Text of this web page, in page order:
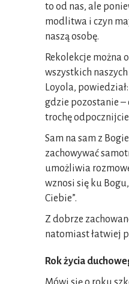
to od nas, ale
modlitwa i czyn
naszą osobę.
Rekolekcje można
wszystkich
Loyola,
gdzie pozostanie –
trochę
Sam na sam z
zachowywać
umożliwia
wznosi się ku
Ciebie”.
Z dobrze
natomiast łatwiej
Rok życia